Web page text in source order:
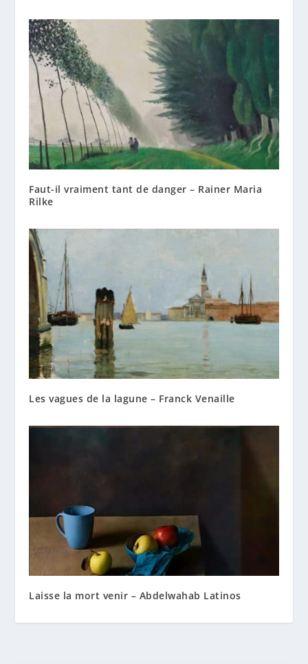
Faut-il vraiment tant de danger – Rainer Maria
Rilke
Les vagues de la lagune – Franck Venaille
Laisse la mort venir – Abdelwahab Latinos